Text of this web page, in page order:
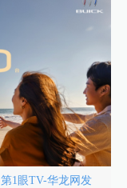
1眼TV-华龙网发